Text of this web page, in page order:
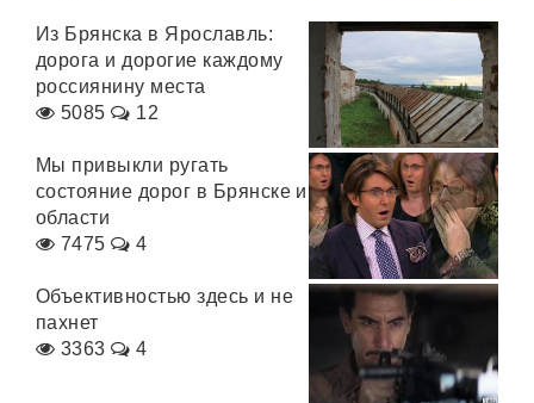
Из Брянска в Ярославль:
дорога и дорогие каждому
россиянину места
5085
12
Мы привыкли ругать
состояние дорог в Брянске и
области
7475
4
Объективностью здесь и не
пахнет
3363
4